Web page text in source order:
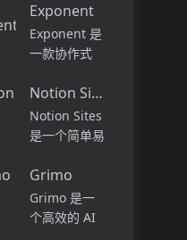
进行工艺吸引
人的故事，旨
在协助各个级
干净，无广告
的环境中享受
无缝的编辑和
类型定制。在
创纪录...
Exponent
Exponent 是
一款协作式
理，旨在提升
软件开发的效
率与体验。它
境中工作，从
代码的探索到
部署，能够帮
助开发者自动
Notion Sites
Notion Sites
是一个简单易
工具，用户可
以通过拖放式
构建块快速创
Grimo
Grimo 是一
个高效的 AI